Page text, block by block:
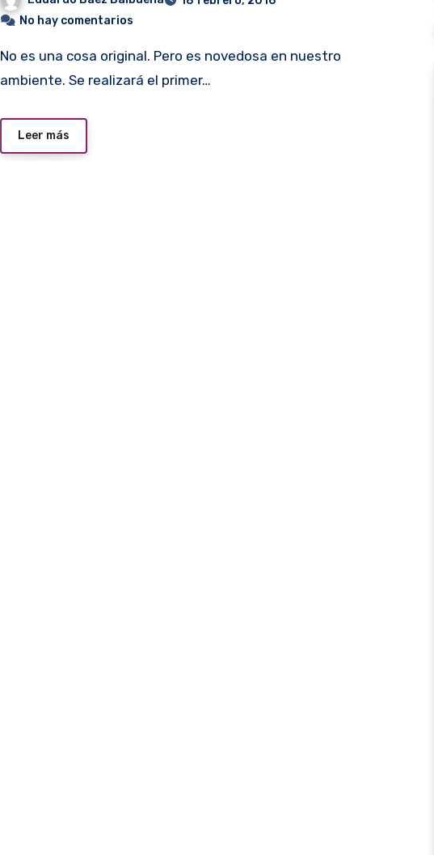
No hay comentarios
No es una cosa original. Pero es novedosa en nuestro
ambiente. Se realizará el primer…
Leer más